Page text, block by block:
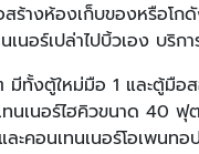
ร้างห้องเก็บของหรือ
นอร์เปล่าไปบิ้วเอง บริ
งตู้ใหม่มือ 1 และตู้มือ
นเนอร์ไฮคิวขนาด 40 ฟุต
ะคอนเทนเนอร์โอเพน